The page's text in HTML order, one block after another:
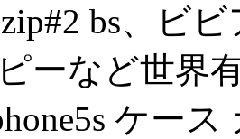
zip#2 bs、ビ
ーなど世界
ケー